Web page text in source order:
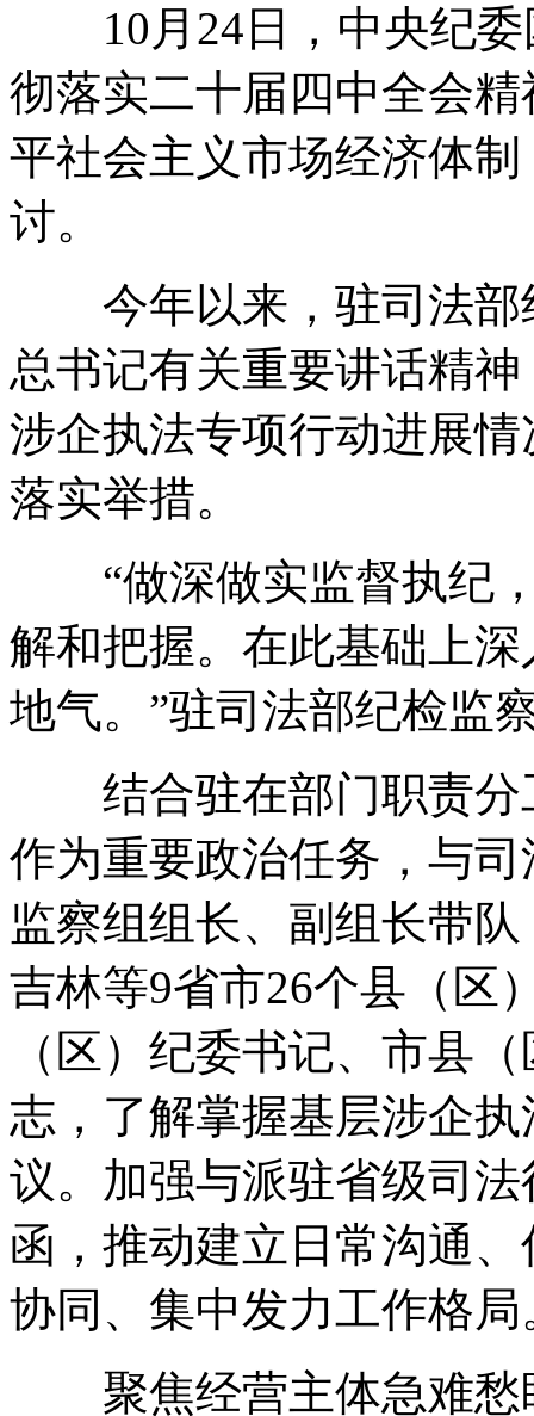
10月24日，中央纪委
彻落实二十届四中全会
平社会主义市场经济体
讨。
今年以来，驻司法部
总书记有关重要讲话精
涉企执法专项行动进展
落实举措。
“做深做实监督执纪，
解和把握。在此基础上
地气。”驻司法部纪检监
结合驻在部门职责分
作为重要政治任务，与
监察组组长、副组长带
吉林等9省市26个县（区
（区）纪委书记、市县
志，了解掌握基层涉企
议。加强与派驻省级司
函，推动建立日常沟通
协同、集中发力工作格局
聚焦经营主体急难愁